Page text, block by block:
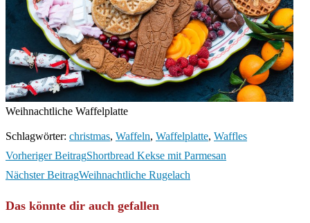
Weihnachtliche Waffelplatte
Schlagwörter: christmas, Waffeln, Waffelplatte, Waffles
Weitere
Artikel
Vorheriger BeitragShortbread Kekse mit Parmesan
Nächster BeitragWeihnachtliche Rugelach
Das könnte dir auch gefallen